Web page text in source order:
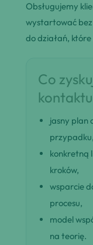
Obsługujemy
wystartować bez
do działań,
Co
kontaktu
jasny plan
przypadku,
konkretną
kroków,
wsparcie
procesu,
model
na teorię.